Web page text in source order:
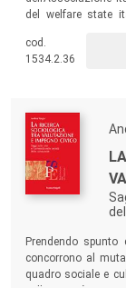
del welfare state
cod.
1534.2.36
Prendendo
concorrono al
quadro sociale e